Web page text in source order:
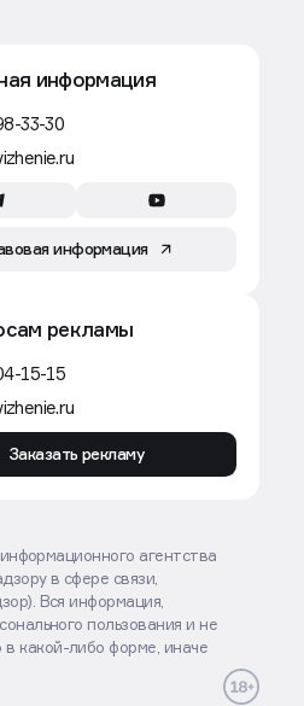
информация
33-30
информация
рекламы
15-15
Заказать рекламу
агентства
в сфере связи,
Вся информация,
пользования и не
какой-либо форме, иначе